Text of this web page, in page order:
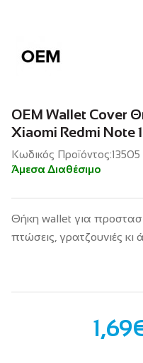
OEM Wallet Cover
Xiaomi Redmi Note
Κωδικός Προϊόντος:13505
Άμεσα Διαθέσιμο
Θήκη wallet για
πτώσεις, γρατζουνιές κι